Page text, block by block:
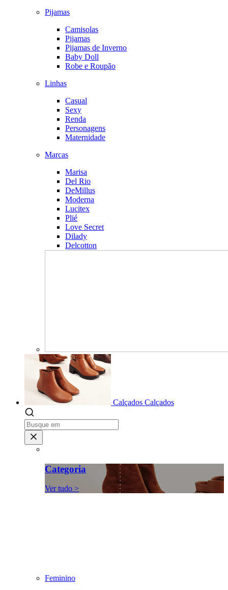
Pijamas
Camisolas
Pijamas
Pijamas de Inverno
Baby Doll
Robe e Roupão
Linhas
Casual
Sexy
Renda
Personagens
Maternidade
Marcas
Marisa
Del Rio
DeMillus
Moderna
Lucitex
Plié
Love Secret
Dilady
Delcotton
Calçados Calçados
Categoria
Ver tudo >
Feminino